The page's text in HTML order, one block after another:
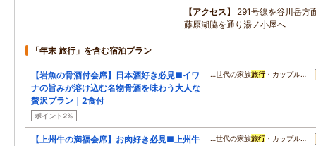
アクセス
291号線を谷川岳方
藤原湖脇を通り湯ノ小屋へ
「年末 旅行」を含む宿泊プラン
【岩魚の骨酒付会席】日本酒好き必見■イワ
ナの旨みが溶け込む名物骨酒を味わう大人な
贅沢プラン｜2食付
ポイント2%
…世代の家族旅行・カップル…
【上州牛の満福会席】お肉好き必見■上州牛
…世代の家族旅行・カップル…